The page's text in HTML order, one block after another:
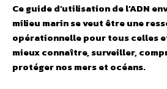
Ce guide d’utilisation de l’ADN
milieu marin se veut être une
opérationnelle pour tous celles
mieux connaître, surveiller,
protéger nos mers et océans.